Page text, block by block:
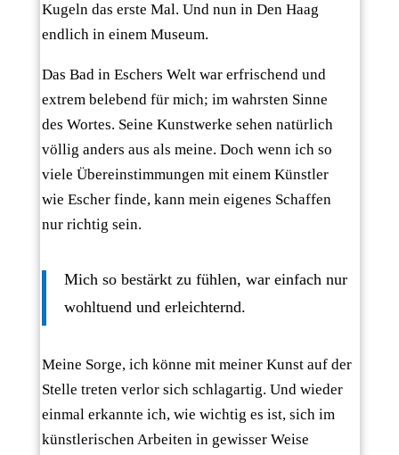
Kugeln das erste Mal. Und nun in Den Haag
endlich in einem Museum.
Das Bad in Eschers Welt war erfrischend und
extrem belebend für mich; im wahrsten Sinne
des Wortes. Seine Kunstwerke sehen natürlich
völlig anders aus als meine. Doch wenn ich so
viele Übereinstimmungen mit einem Künstler
wie Escher finde, kann mein eigenes Schaffen
nur richtig sein.
Mich so bestärkt zu fühlen, war einfach nur
wohltuend und erleichternd.
Meine Sorge, ich könne mit meiner Kunst auf der
Stelle treten verlor sich schlagartig. Und wieder
einmal erkannte ich, wie wichtig es ist, sich im
künstlerischen Arbeiten in gewisser Weise